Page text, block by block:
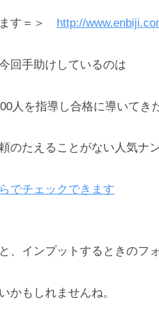
す＝＞ http://
回手助けしているのは
を指導し合格に導いてき
たえることがない人気ナ
でチェックできます
、インプットするときのフ
かもしれませんね。